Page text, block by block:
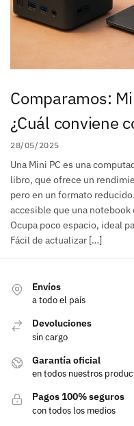
Comparamos:
¿Cuál conviene
28/05/2025
Una Mini PC es una
libro, que ofrece un
pero en un formato
accesible que una
Ocupa poco espacio, ideal
Fácil de actualizar […]
Envíos
a todo el país
Devoluciones
sin cargo
Garantía oficial
en todos nuestros
Pagos 100% seguros
con todos los medios